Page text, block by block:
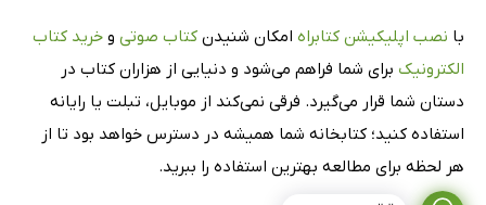
با نصب اپلیکیشن کتابراه امکان شنیدن کتاب صوتی و خرید کتاب
الکترونیک برای شما فراهم می‌شود و دنیایی از هزاران کتاب در
دستان شما قرار می‌گیرد. فرقی نمی‌کند از موبایل، تبلت یا رایانه
استفاده کنید؛ کتابخانه شما همیشه در دسترس خواهد بود تا از
هر لحظه برای مطالعه بهترین استفاده را ببرید.